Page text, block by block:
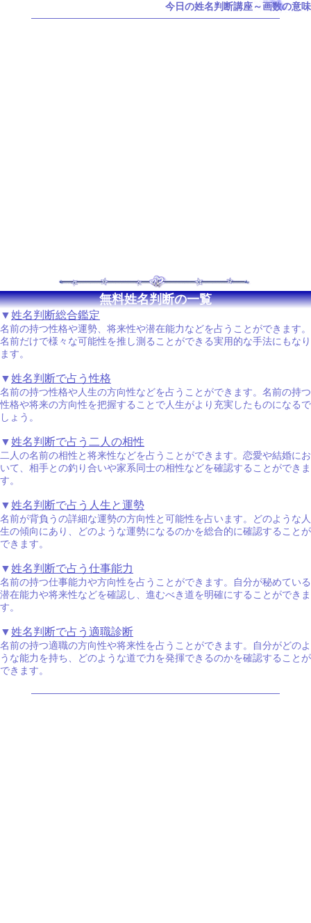
今日の姓名判断講座～画数の意味
無料姓名判断の一覧
▼姓名判断総合鑑定
名前の持つ性格や運勢、将来性や潜在能力などを占うことができます。
名前だけで様々な可能性を推し測ることができる実用的な手法にもなり
ます。
▼姓名判断で占う性格
名前の持つ性格や人生の方向性などを占うことができます。名前の持つ
性格や将来の方向性を把握することで人生がより充実したものになるで
しょう。
▼姓名判断で占う二人の相性
二人の名前の相性と将来性などを占うことができます。恋愛や結婚にお
いて、相手との釣り合いや家系同士の相性などを確認することができま
す。
▼姓名判断で占う人生と運勢
名前が背負うの詳細な運勢の方向性と可能性を占います。どのような人
生の傾向にあり、どのような運勢になるのかを総合的に確認することが
できます。
▼姓名判断で占う仕事能力
名前の持つ仕事能力や方向性を占うことができます。自分が秘めている
潜在能力や将来性などを確認し、進むべき道を明確にすることができま
す。
▼姓名判断で占う適職診断
名前の持つ適職の方向性や将来性を占うことができます。自分がどのよ
うな能力を持ち、どのような道で力を発揮できるのかを確認することが
できます。